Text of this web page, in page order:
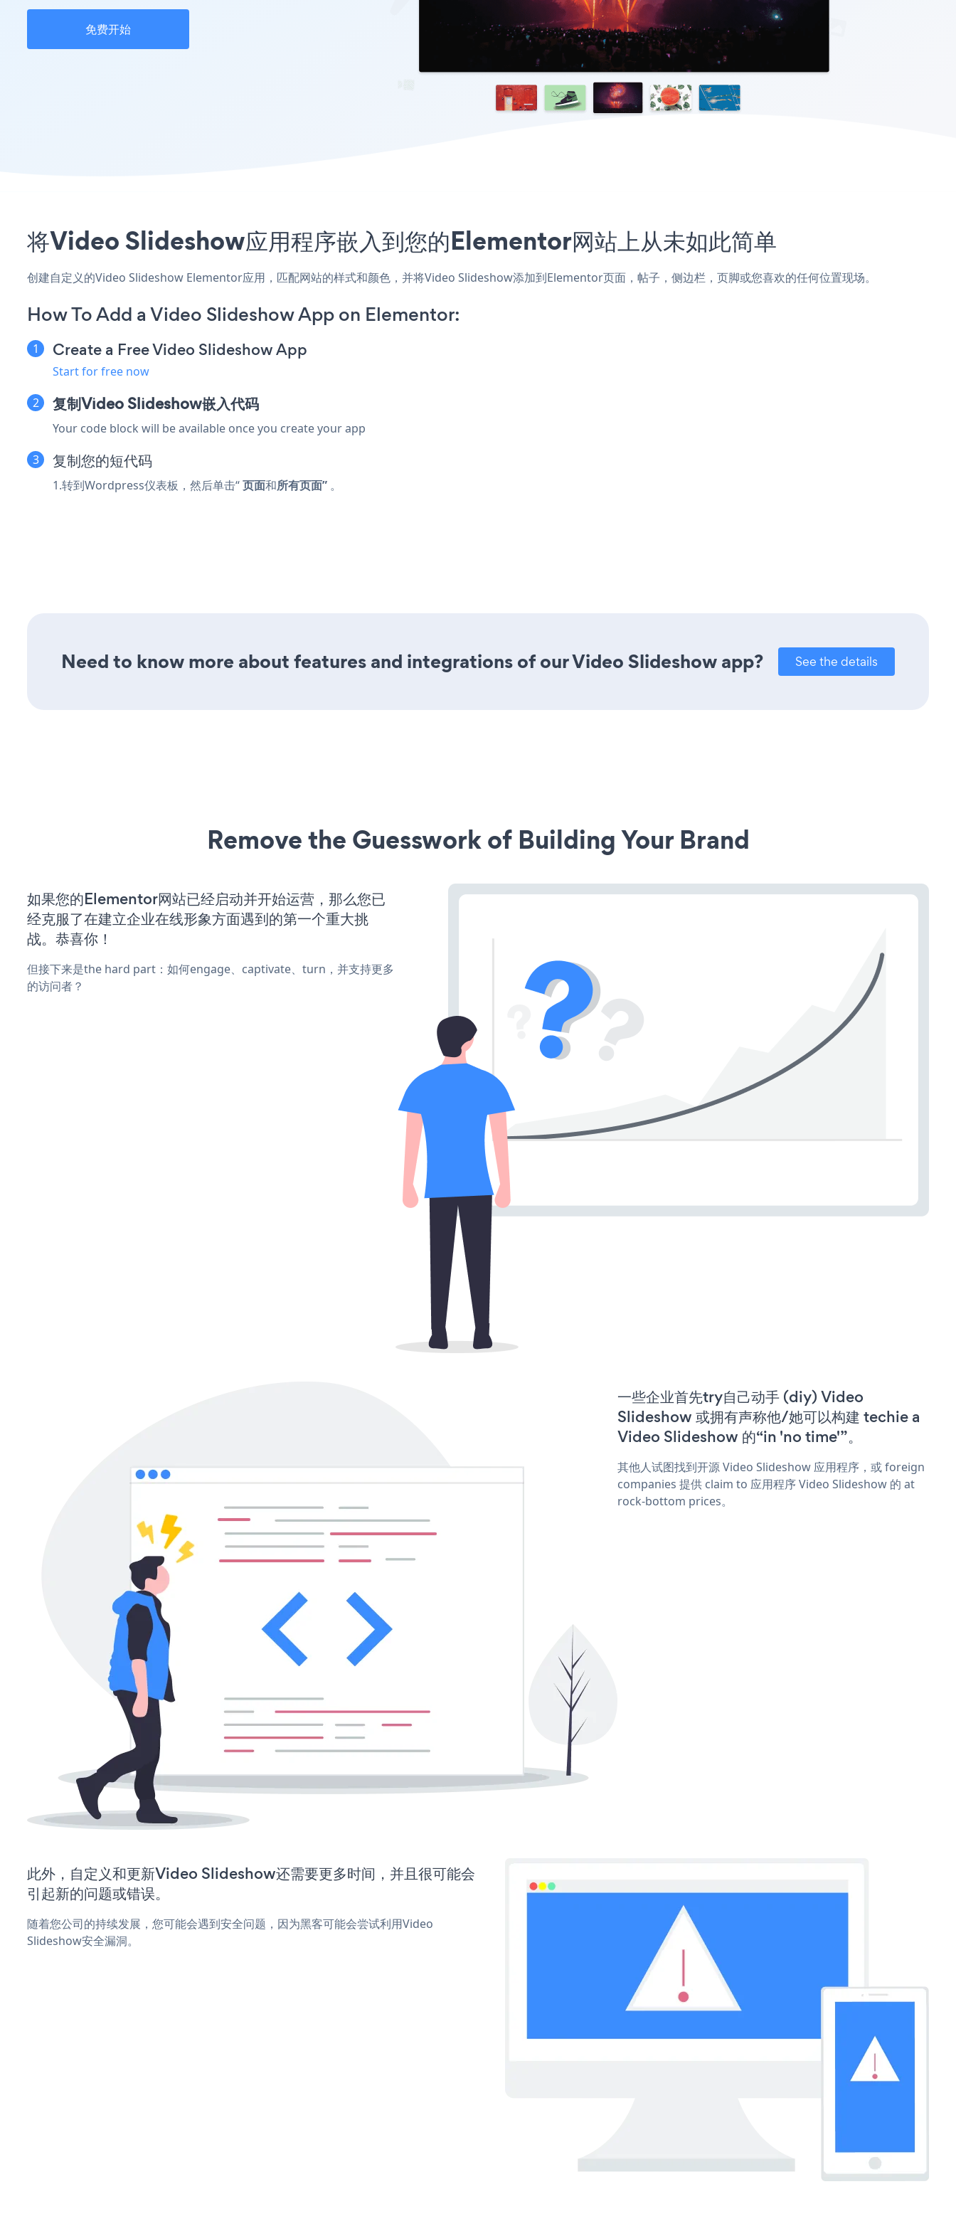
免费开始
将Video Slideshow应用程序嵌入到您的Elementor网站上从未如此简单
创建自定义的Video Slideshow Elementor应用，匹配网站的样式和颜色，并将Video Slideshow添加到Elementor页面，帖子，侧边栏，页脚或您喜欢的任何位置现场。
How To Add a Video Slideshow App on Elementor:
Create a Free Video Slideshow App
Start for free now
复制Video Slideshow嵌入代码
Your code block will be available once you create your app
复制您的短代码
1.转到Wordpress仪表板，然后单击“页面和所有页面” 。
Need to know more about features and integrations of our Video Slideshow app? See the details
Remove the Guesswork of Building Your Brand
如果您的Elementor网站已经启动并开始运营，那么您已
经克服了在建立企业在线形象方面遇到的第一个重大挑
战。恭喜你！
但接下来是the hard part：如何engage、captivate、turn，并支持更多
的访问者？
一些企业首先try自己动手 (diy) Video
Slideshow 或拥有声称他/她可以构建 techie a
Video Slideshow 的“in 'no time'”。
其他人试图找到开源 Video Slideshow 应用程序，或 foreign
companies 提供 claim to 应用程序 Video Slideshow 的 at
rock-bottom prices。
此外，自定义和更新Video Slideshow还需要更多时间，并且很可能会
引起新的问题或错误。
随着您公司的持续发展，您可能会遇到安全问题，因为黑客可能会尝试利用Video
Slideshow安全漏洞。